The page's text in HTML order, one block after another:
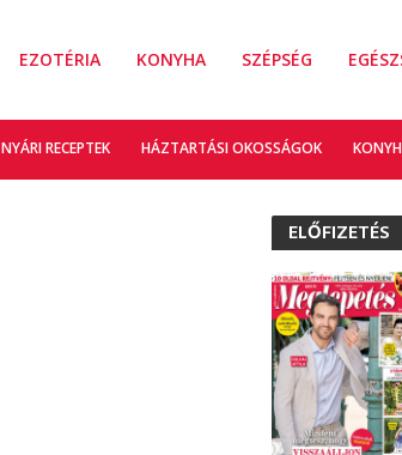
EZOTÉRIA KONYHA SZÉPSÉG
NYÁRI RECEPTEK HÁZTARTÁSI OKOSSÁGOK
ELŐFIZETÉS